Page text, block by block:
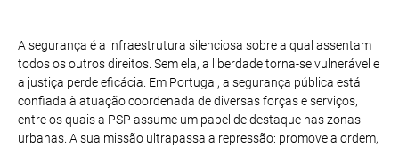
A segurança é a infraestrutura silenciosa sobre a qual assentam
todos os outros direitos. Sem ela, a liberdade torna-se vulnerável e
a justiça perde eficácia. Em Portugal, a segurança pública está
confiada à atuação coordenada de diversas forças e serviços,
entre os quais a PSP assume um papel de destaque nas zonas
urbanas. A sua missão ultrapassa a repressão: promove a ordem,